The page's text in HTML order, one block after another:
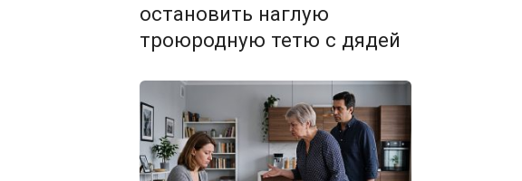
остановить наглую
троюродную тетю с дядей